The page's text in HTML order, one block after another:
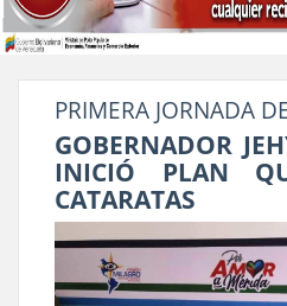
PRIMERA JORNADA
GOBERNADOR
INICIÓ PLAN
CATARATAS